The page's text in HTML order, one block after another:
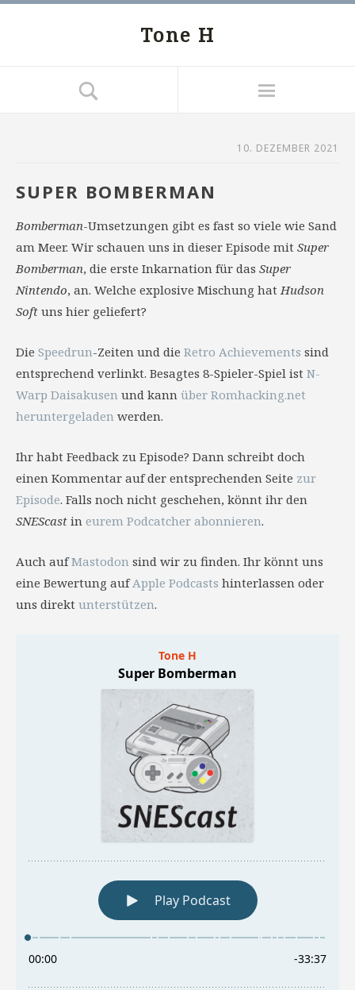
Tone H
10. DEZEMBER 2021
SUPER BOMBERMAN
Bomberman-Umsetzungen gibt es fast so viele wie Sand
am Meer. Wir schauen uns in dieser Episode mit Super
Bomberman, die erste Inkarnation für das Super
Nintendo, an. Welche explosive Mischung hatHudson
Soft uns hier geliefert?
Die Speedrun-Zeiten und die Retro Achievements sind
entsprechend verlinkt. Besagtes 8-Spieler-Spiel ist N-
Warp Daisakusen und kann über Romhacking.net
heruntergeladen werden.
Ihr habt Feedback zu Episode? Dann schreibt doch
einen Kommentar auf der entsprechenden Seite zur
Episode. Falls noch nicht geschehen, könnt ihr den
SNEScast in eurem Podcatcher abonnieren.
Auch aufMastodon sind wir zu finden. Ihr könnt uns
eine Bewertung aufApple Podcasts hinterlassen oder
uns direkt unterstützen.